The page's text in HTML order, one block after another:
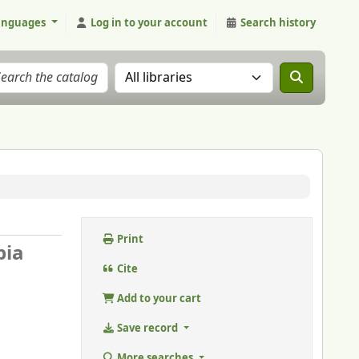
Log in to your account Search history
Search the catalog in:
Print
Cite
Add to your cart
Save record